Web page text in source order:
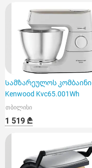
Სამზარეულოს კომბაინი
Kenwood Kvc65.001Wh
თბილისი
1 519 ₾